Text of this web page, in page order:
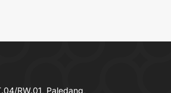
RW.01, Paledang,